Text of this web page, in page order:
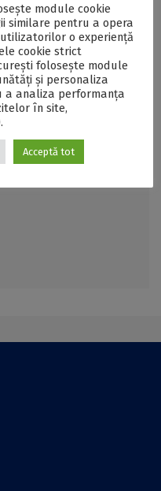
module cookie
similare pentru a opera
o experiență
cookie strict
folosește module
și personaliza
analiza performanța
în site,
Acceptă tot